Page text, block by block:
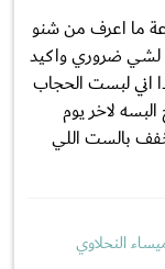
ما اعرف من شنو
البلد لشي ضروري واكيد
اني لبست الحجاب
لاخر يوم
بالست اللي
النحلاوي